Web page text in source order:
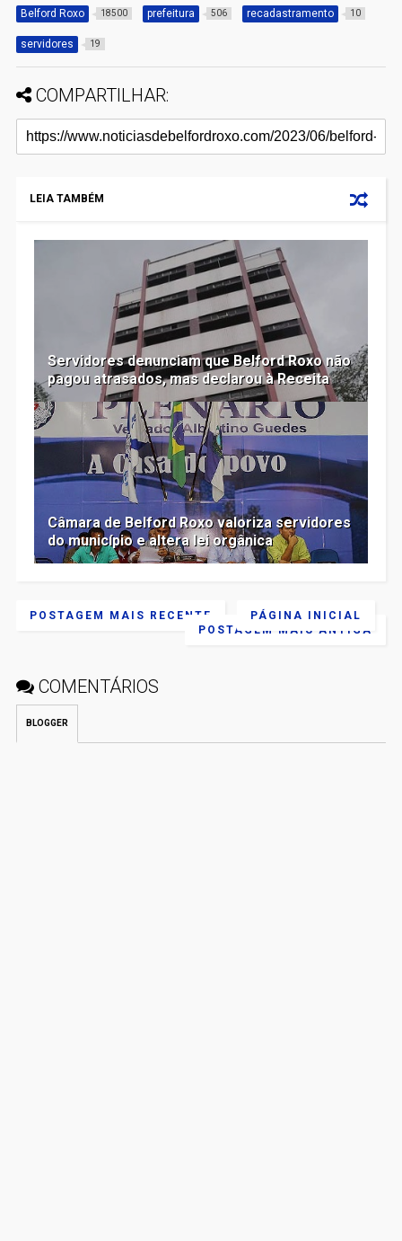
Belford Roxo 18500 prefeitura 506 recadastramento 10
servidores 19
COMPARTILHAR:
LEIA TAMBÉM
Servidores denunciam que Belford Roxo não
pagou atrasados, mas declarou à Receita
Câmara de Belford Roxo valoriza servidores
do município e altera lei orgânica
POSTAGEM MAIS RECENTE
POSTAGEM MAIS ANTIGA
PÁGINA INICIAL
COMENTÁRIOS
BLOGGER